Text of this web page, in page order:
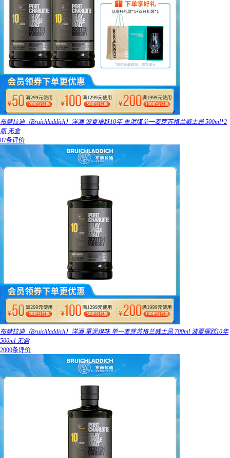
布赫拉迪（Bruichladdich）洋酒 波夏擢跃10年 重泥煤单一麦芽苏格兰威士忌 500ml*2
瓶 无盒
87条评价
布赫拉迪（Bruichladdich）洋酒 重泥煤味 单一麦芽苏格兰威士忌 700ml 波夏擢跃10年
500ml 无盒
2000条评价